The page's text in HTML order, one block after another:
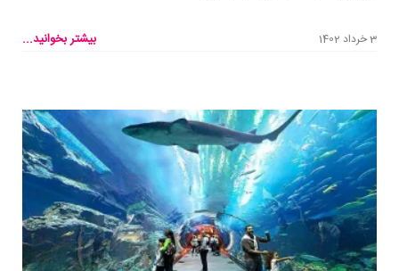
3 خرداد 1402 بیشتر بخوانید...